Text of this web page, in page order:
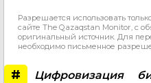
Разрешается использовать
сайте The Qazaqstan Monitor, с
оригинальный источник. Для
необходимо письменное
# Цифровизация